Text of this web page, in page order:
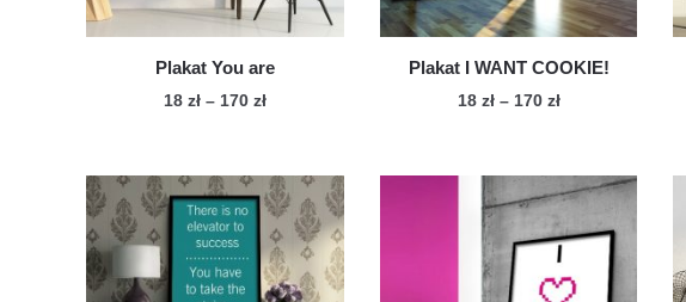
produktu
stronie
produktu
Plakat You are
18 zł – 170 złZakres
18 zł
do
170 zł
produkt
ma
wiele
wariantów.
Opcje
Plakat I WANT COOKIE!
18 zł – 170 złZakres
18 zł
do
170 zł
produkt
ma
wiele
wariantów.
Opcje